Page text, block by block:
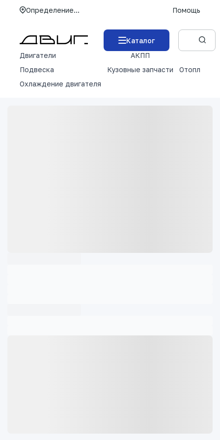
Определение... Помощь
Каталог
Двигатели
АКПП
Подвеска
Кузовные запчасти
Отопление
Охлаждение двигателя